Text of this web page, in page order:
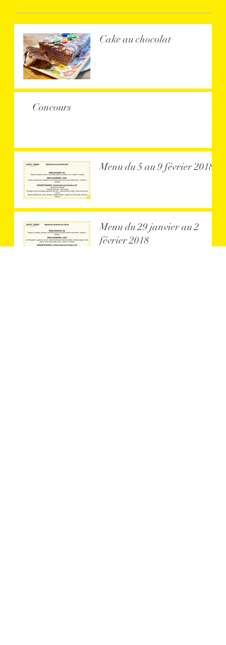
Cake au chocolat
Concours
Menu du 5 au 9 février 2018
Menu du 29 janvier au 2
février 2018